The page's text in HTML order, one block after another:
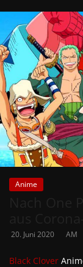
Anime
20. Juni 2020 AM
Black Clover